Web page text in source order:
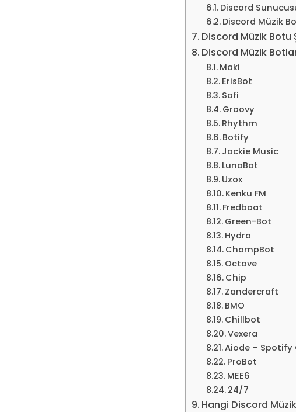
Discord
Discord Müzik
Discord Müzik Botu
Discord Müzik
Maki
ErisBot
Sofi
Groovy
Rhythm
Botify
Jockie Music
LunaBot
Uzox
Kenku FM
Fredboat
Green-Bot
Hydra
ChampBot
Octave
Chip
Zandercraft
BMO
Chillbot
Vexera
Aiode – Spotify
ProBot
MEE6
24/7
Hangi Discord